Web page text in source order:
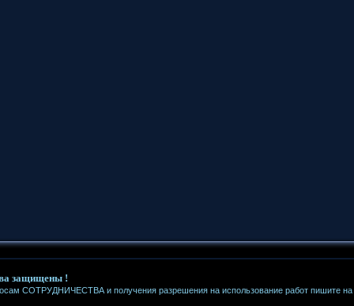
защищены !
СОТРУДНИЧЕСТВА и получения разрешения на использование работ пишите на